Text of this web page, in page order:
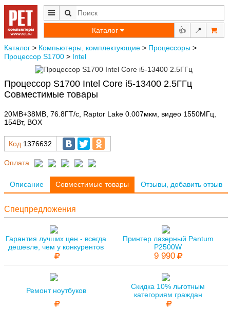
Каталог 👍 📍
Каталог > Компьютеры, комплектующие > Процессоры >
Процессор S1700 > Intel
Процессор S1700 Intel Core i5-13400 2.5ГГц
Совместимые товары
20MB+38MB, 76.8ГТ/с, Raptor Lake 0.007мкм, видео 1550МГц,
154Вт, BOX
Код 1376632
Оплата
Описание Совместимые товары Отзывы, добавить отзыв
Спецпредложения
Гарантия лучших цен - всегда
дешевле, чем у конкурентов
Принтер лазерный Pantum
P2500W
9 990
Ремонт ноутбуков
Скидка 10% льготным
категориям граждан